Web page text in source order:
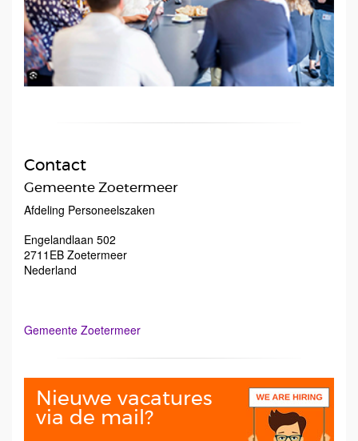
Contact
Gemeente Zoetermeer
Afdeling Personeelszaken
Engelandlaan 502
2711EB Zoetermeer
Nederland
Gemeente Zoetermeer
Nieuwe vacatures
via de mail?